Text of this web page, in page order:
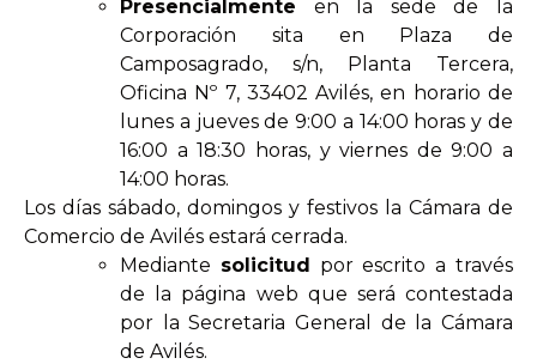
Presencialmente en la sede de la
Corporación sita en Plaza de
Camposagrado, s/n, Planta Tercera,
Oficina Nº 7, 33402 Avilés, en horario de
lunes a jueves de 9:00 a 14:00 horas y de
16:00 a 18:30 horas, y viernes de 9:00 a
14:00 horas.
Los días sábado, domingos y festivos la Cámara de
Comercio de Avilés estará cerrada.
Mediante solicitud por escrito a través
de la página web que será contestada
por la Secretaria General de la Cámara
de Avilés.